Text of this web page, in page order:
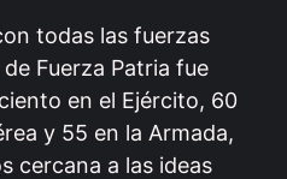
todas las fuerzas
Fuerza Patria fue
en el Ejército, 60
y 55 en la Armada,
cercana a las ideas